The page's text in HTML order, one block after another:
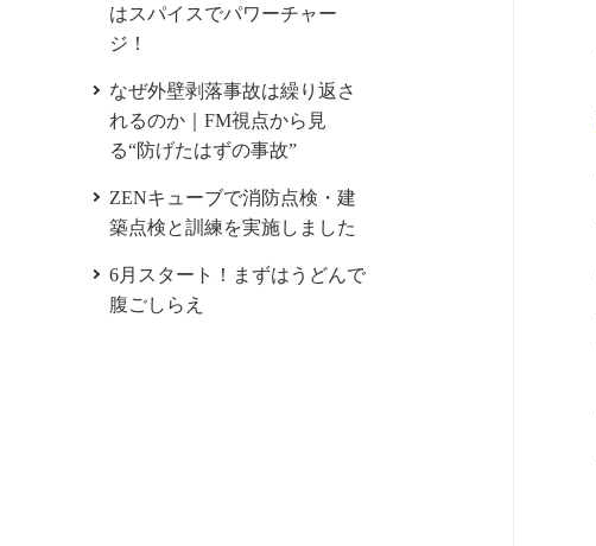
はスパイスでパワーチャー
ジ！
なぜ外壁剥落事故は繰り返さ
れるのか｜FM視点から見
る“防げたはずの事故”
ZENキューブで消防点検・建
築点検と訓練を実施しました
6月スタート！まずはうどんで
腹ごしらえ